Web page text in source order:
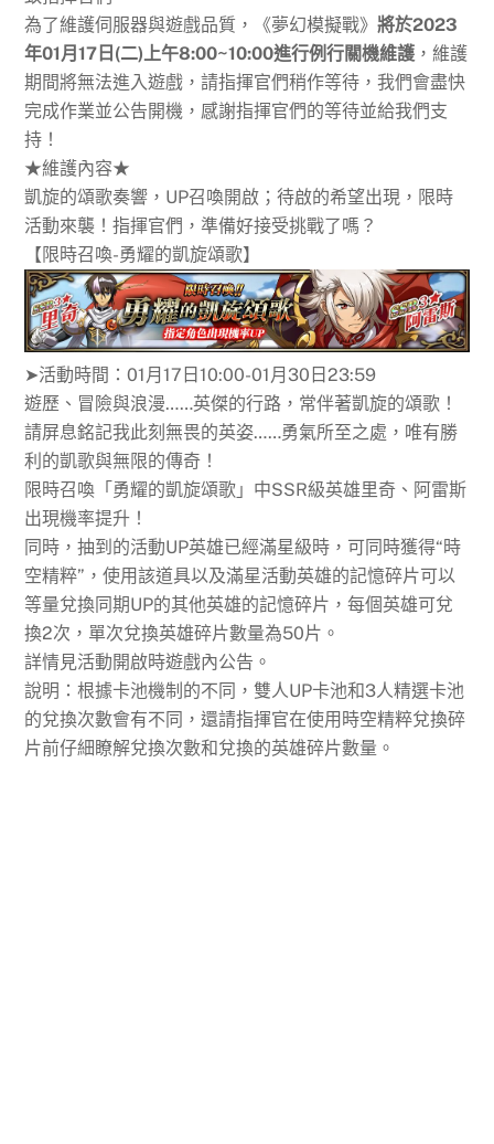
為了維護伺服器與遊戲品質，《夢幻模擬戰》將於2023
年01月17日(二)上午8:00~10:00進行例行關機維護 ，維護
期間將無法進入遊戲，請指揮官們稍作等待，我們會盡快
完成作業並公告開機，感謝指揮官們的等待並給我們支
持！
★維護內容★
凱旋的頌歌奏響，UP召喚開啟；待啟的希望出現，限時
活動來襲！指揮官們，準備好接受挑戰了嗎？
【限時召喚-勇耀的凱旋頌歌】
➤活動時間：01月17日10:00-01月30日23:59
遊歷、冒險與浪漫……英傑的行路，常伴著凱旋的頌歌！
請屏息銘記我此刻無畏的英姿……勇氣所至之處，唯有勝
利的凱歌與無限的傳奇！
限時召喚「勇耀的凱旋頌歌」中SSR級英雄里奇、阿雷斯
出現機率提升！
同時，抽到的活動UP英雄已經滿星級時，可同時獲得“時
空精粹”，使用該道具以及滿星活動英雄的記憶碎片可以
等量兌換同期UP的其他英雄的記憶碎片，每個英雄可兌
換2次，單次兌換英雄碎片數量為50片。
詳情見活動開啟時遊戲內公告。
說明：根據卡池機制的不同，雙人UP卡池和3人精選卡池
的兌換次數會有不同，還請指揮官在使用時空精粹兌換碎
片前仔細瞭解兌換次數和兌換的英雄碎片數量。